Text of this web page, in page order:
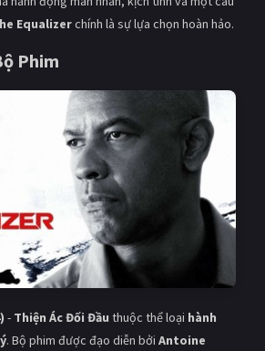
Khoa học - Tài liệu
Gia đình
Lịch sử
Tiểu sử
DramaTV
Trung Quốc - Hồng Kông
Equalizerchính là sự lựa chọn hoàn hảo.
Phim
- Thiện Ác Đối Đầu thuộc thể loại hành
. Bộ phim được đạo diễn bởi Antoine